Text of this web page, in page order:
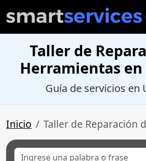
Taller de
Herramientas
Guía de servicios en
Inicio Taller de Reparación